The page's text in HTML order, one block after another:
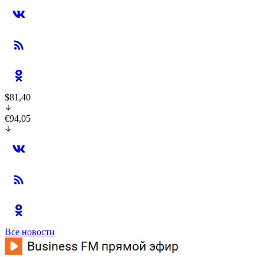
$81,40
€94,05
Все новости